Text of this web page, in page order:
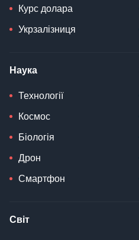
Курс долара
Укрзалізниця
Наука
Технології
Космос
Біологія
Дрон
Смартфон
Світ